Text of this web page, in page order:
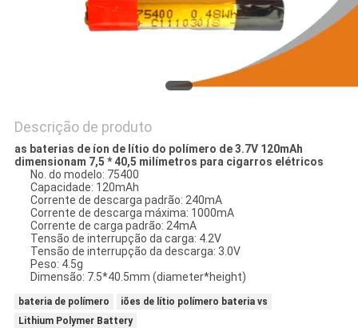
Descrição de produto
as baterias de íon de lítio do polímero de 3.7V 120mAh
dimensionam 7,5 * 40,5 milímetros para cigarros elétricos
No. do modelo: 75400
Capacidade: 120mAh
Corrente de descarga padrão: 240mA
Corrente de descarga máxima: 1000mA
Corrente de carga padrão: 24mA
Tensão de interrupção da carga: 4.2V
Tensão de interrupção da descarga: 3.0V
Peso: 4.5g
Dimensão: 7.5*40.5mm (diameter*height)
bateria de polímero
iões de lítio polímero bateria vs
Lithium Polymer Battery